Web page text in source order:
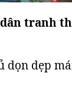
tranh
dọn dẹp